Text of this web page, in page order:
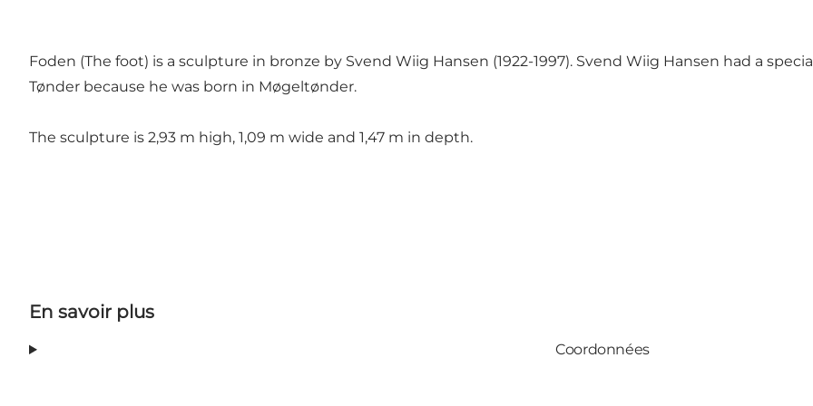
Foden (The foot) is a sculpture in bronze by Svend Wiig Hansen (1922-1997). Svend Wiig Hansen had a
Tønder because he was born in Møgeltønder.
The sculpture is 2,93 m high, 1,09 m wide and 1,47 m in depth.
En savoir plus
Coordonnées